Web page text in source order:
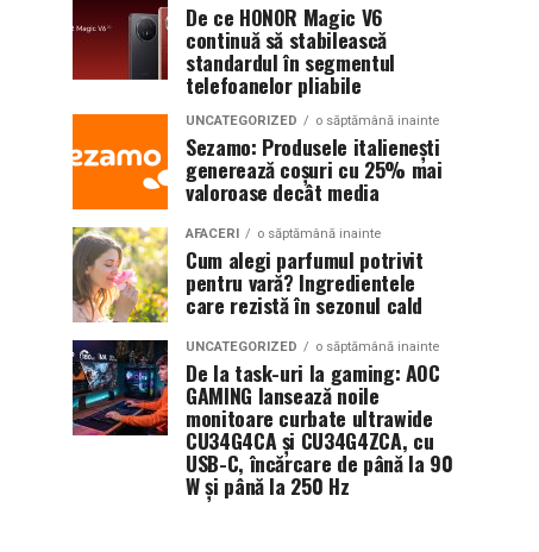
De ce HONOR Magic V6
continuă să stabilească
standardul în segmentul
telefoanelor pliabile
UNCATEGORIZED o săptămână inainte
Sezamo: Produsele italienești
generează coșuri cu 25% mai
valoroase decât media
AFACERI o săptămână inainte
Cum alegi parfumul potrivit
pentru vară? Ingredientele
care rezistă în sezonul cald
UNCATEGORIZED o săptămână inainte
De la task-uri la gaming: AOC
GAMING lansează noile
monitoare curbate ultrawide
CU34G4CA și CU34G4ZCA, cu
USB-C, încărcare de până la 90
W și până la 250 Hz